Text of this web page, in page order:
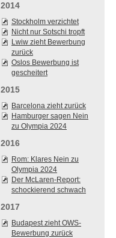
2014
Stockholm verzichtet
Nicht nur Sotschi tropft
Lwiw zieht Bewerbung
zurück
Oslos Bewerbung ist
gescheitert
2015
Barcelona zieht zurück
Hamburger sagen Nein
zu Olympia 2024
2016
Rom: Klares Nein zu
Olympia 2024
Der McLaren-Report:
schockierend schwach
2017
Budapest zieht OWS-
Bewerbung zurück